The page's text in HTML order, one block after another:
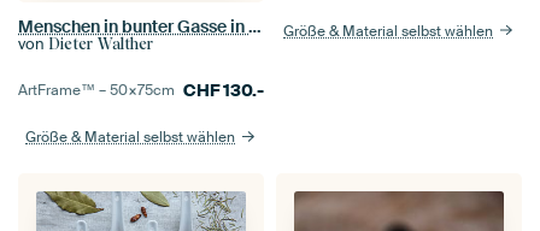
Menschen in bunter Gasse in der Medina von Marrakesch in Marokko
von Dieter Walther
ArtFrame™ –50×75cm CHF130.-
Größe & Material selbst wählen
Größe & Material selbst wählen